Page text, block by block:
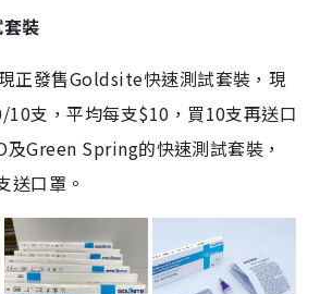
裝
正發售Goldsite快速測試套裝，現
10支，平均每支$10，買10支再送口
及Green Spring的快速測試套裝，
送口罩。